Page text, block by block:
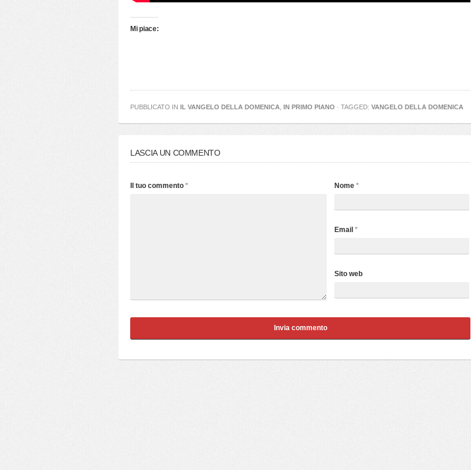
Mi piace:
PUBBLICATO IN IL VANGELO DELLA DOMENICA IN PRIMO PIANO · TAGGED: VANGELO DELLA DOMENICA
LASCIA UN COMMENTO
Nome*
Email*
Sito web
Il tuo commento *